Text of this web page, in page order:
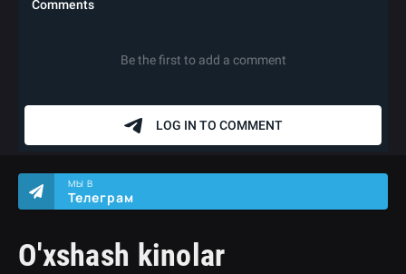
O'xshash kinolar
МЫ В
Телеграм